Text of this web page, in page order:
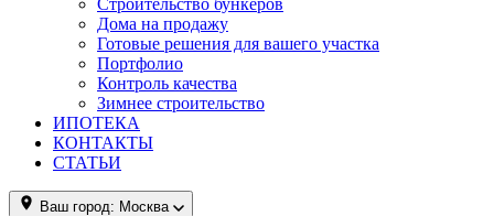
Строительство бункеров
Дома на продажу
Готовые решения для вашего участка
Портфолио
Контроль качества
Зимнее строительство
ИПОТЕКА
КОНТАКТЫ
СТАТЬИ
Ваш город: Москва